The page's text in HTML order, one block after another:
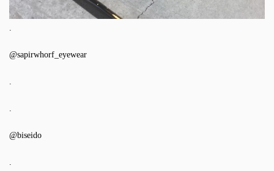
.
@sapirwhorf_eyewear
.
.
@biseido
.